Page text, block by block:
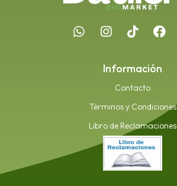
Información
Contacto
Términos y Condiciones
Libro de Reclamaciones